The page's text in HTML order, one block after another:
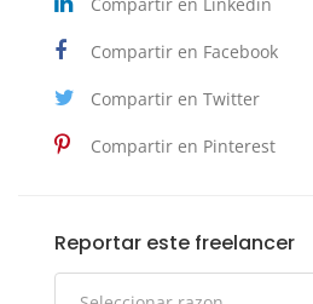
Compartir en Facebook
Compartir en Twitter
Compartir en Pinterest
Reportar este freelancer